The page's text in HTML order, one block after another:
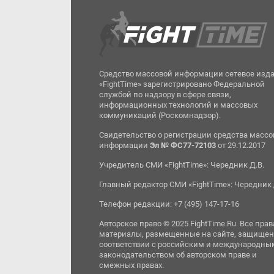
Средство массовой информации сетевое
«FightTime» зарегистрировано Федеральной
службой по надзору в сфере связи,
информационных технологий и массовых
коммуникаций (Роскомнадзор).
Свидетельство о регистрации средства
информацииЭл № ФС77-72103 от 29.12.2017
Учредитель СМИ «FightTime»: Чередник Д.В.
Главный редактор СМИ «FightTime»: Чередник
Телефон редакции: +7 (495) 147-17-16
Авторское право © 2025 FightTime.Ru. Все
материалы, размещенные на сайте,
соответствии с российским и
законодательством об авторском праве и
смежных правах.